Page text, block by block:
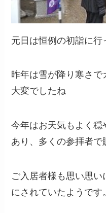
元日は恒例の初詣に行
昨年は雪が降り寒さで
大変でしたね
今年はお天気もよく穏
あり、多くの参拝者で
ご入居者様も思い思
にされていたようです